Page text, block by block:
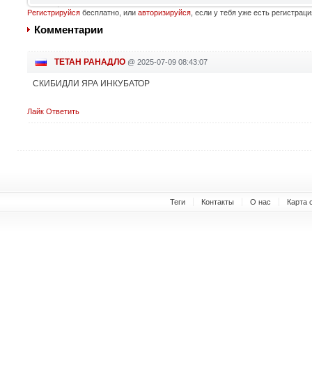
Регистрируйсябесплатно, или авторизируйся, если у тебя уже есть
Комментарии
ТЕТАН РАНАДЛО@ 2025-07-09 08:43:07
СКИБИДЛИ ЯРА ИНКУБАТОР
Лайк Ответить
Теги Контакты О нас Карта